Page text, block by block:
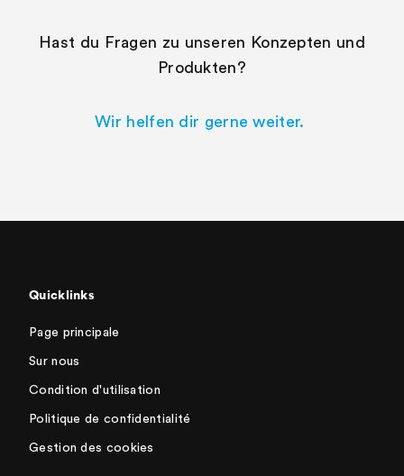
Hast du Fragen zu unseren Konzepten und
Produkten?
Wir helfen dir gerne weiter.
Quicklinks
Page principale
Sur nous
Condition d'utilisation
Politique de confidentialité
Gestion des cookies